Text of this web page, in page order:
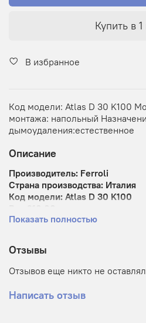
Купить в
В избранное
Код модели: Atlas D 30 K100
монтажа: напольный
дымоудаления:естественное
Описание
Производитель: Ferroli
Страна производства: Италия
Код модели: Atlas D 30 K100
Размеры (ДxШxВ) 1,350.00мм
Напольный котёл с чугунным
под наддувную горелку (газ/
Режим отопления (возможно
Особенности
Показать полностью
Отзывы
Отзывов еще никто не оставлял
Написать отзыв
Заказать
время. Менеджер ответит на
Имя*